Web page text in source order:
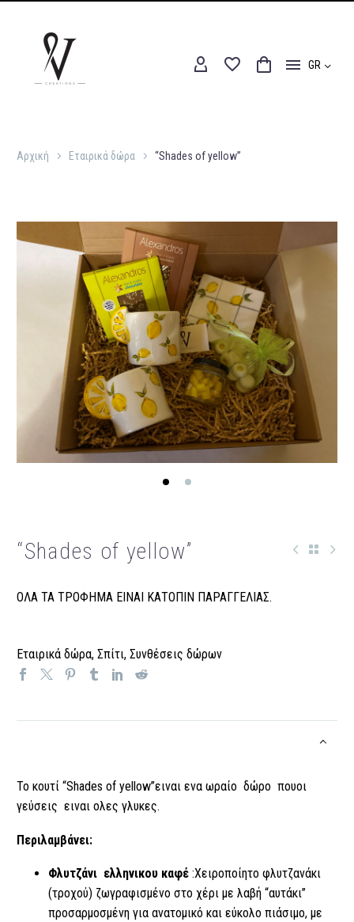
GR
Αρχική Εταιρικά δώρα “Shades of yellow”
“Shades of yellow”
ΟΛΑ ΤΑ ΤΡΟΦΗΜΑ ΕΙΝΑΙ ΚΑΤΟΠΙΝ ΠΑΡΑΓΓΕΛΙΑΣ.
Εταιρικά δώρα, Σπίτι, Συνθέσεις δώρων
Το κουτί “Shades of yellow”ειναι ενα ωραίο δώρο πουοι
γεύσεις ειναι ολες γλυκες.
Περιλαμβάνει:
Φλυτζάνι ελληνικου καφέ :Χειροποίητο φλυτζανάκι
(τροχού) ζωγραφισμένο στο χέρι με λαβή “αυτάκι”
προσαρμοσμένη για ανατομικό και εύκολο πιάσιμο, με